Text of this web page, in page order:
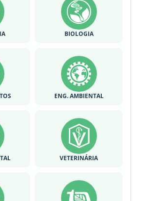
BIOLOGIA
ENG. AMBIENTAL
VETERINÁRIA